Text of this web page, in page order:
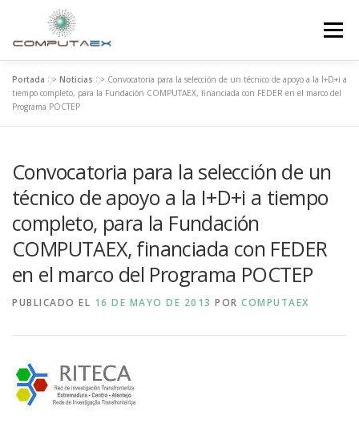
Menú
INICIO LA FUNDACIÓN EL CENTRO
INVESTIGACIÓN E INNOVACIÓN
Portada >> Noticias >> Convocatoria para la selección de un técnico de apoyo a la I+D+i a
tiempo completo, para la Fundación COMPUTAEX, financiada con FEDER en el marco del
Programa POCTEP
Convocatoria para la selección de un
técnico de apoyo a la I+D+i a tiempo
completo, para la Fundación
COMPUTAEX, financiada con FEDER
en el marco del Programa POCTEP
PUBLICADO EL 16 DE MAYO DE 2013 POR COMPUTAEX